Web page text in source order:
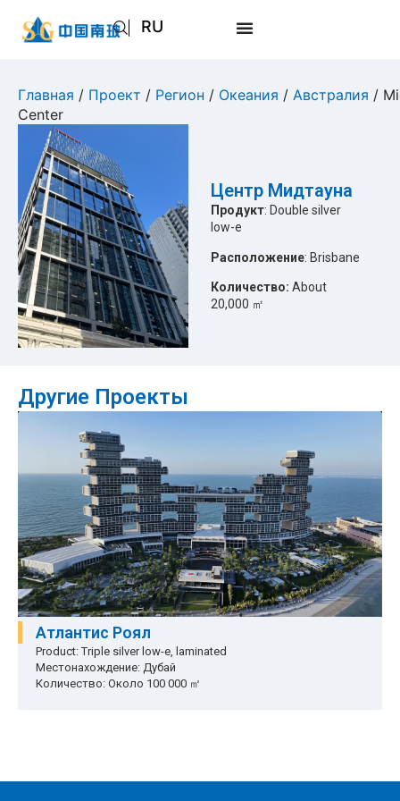
RU
AR
Главная / Проект / Регион / Океания / Австралия /
Center
Центр Мидтауна
Продукт: Double silver
low-e
Расположение: Brisbane
Количество: About
20,000 ㎡
Другие Проекты
Атлантис Роял
Product: Triple silver low-e, laminated
Местонахождение: Дубай
Количество: Около 100 000 ㎡